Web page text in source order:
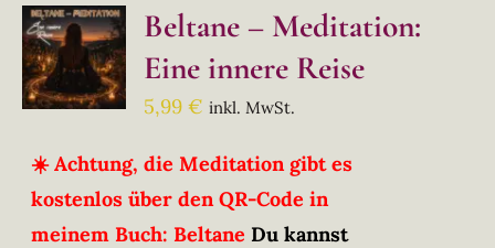
Beltane – Meditation:
Eine innere Reise
5,99€ inkl. MwSt.
☀️ Achtung, die Meditation gibt es
kostenlos über den QR-Code in
meinem Buch: Beltane Du kannst